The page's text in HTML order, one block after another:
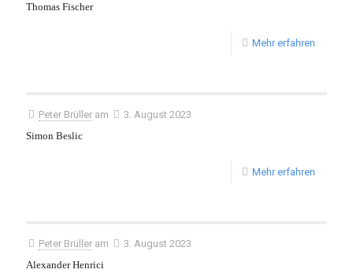
Thomas Fischer
Mehr erfahren
Peter Brüller am
3. August 2023
Simon Beslic
Mehr erfahren
Peter Brüller am
3. August 2023
Alexander Henrici